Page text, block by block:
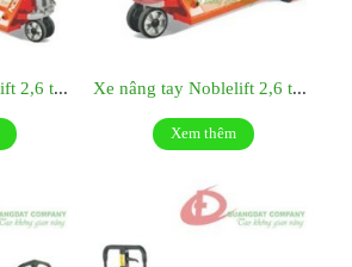
Xe nâng tay Noblelift 2,6 tấn – GIGA26M Xe nâng tay Noblelift 2,6 tấn – DELTA26M
Xem thêm